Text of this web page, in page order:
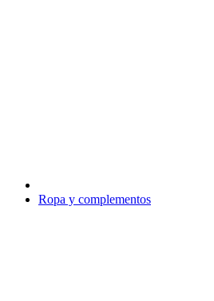
Ropa y complementos